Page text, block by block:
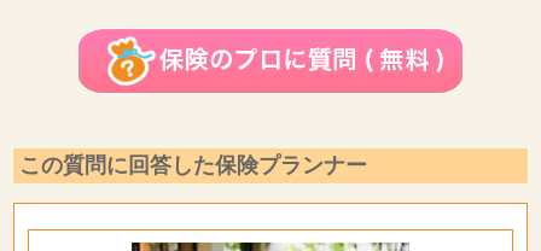
この質問に回答した保険プランナー